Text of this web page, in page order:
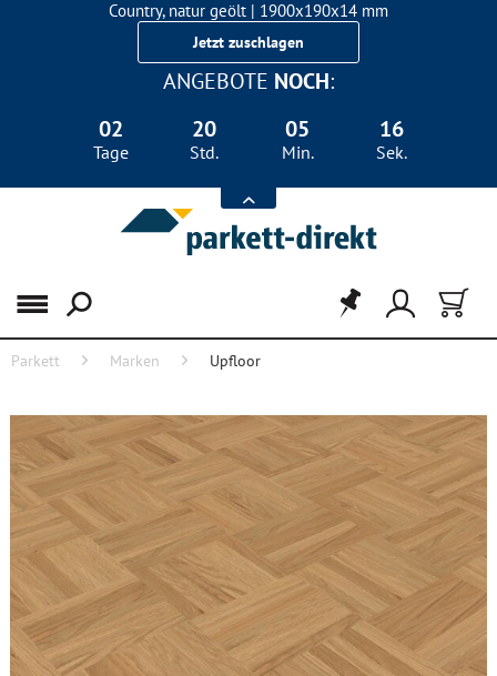
Country, natur geölt | 1900x190x14 mm
Landhausdiele Eiche für nur 29,90 €/m²
Jetzt zuschlagen
ANGEBOTE NOCH:
02
Tage
20
Std.
05
Min.
16
Sek.
Menü
Parkett Marken Upfloor